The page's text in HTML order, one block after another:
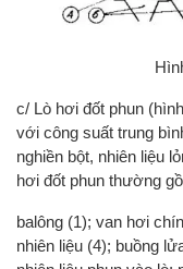
c/ Lò hơi đốt phun
với công suất trung
nghiền bột, nhiên liệu
hơi đốt phun thường
balông (1); van hơi
nhiên liệu (4); buồng